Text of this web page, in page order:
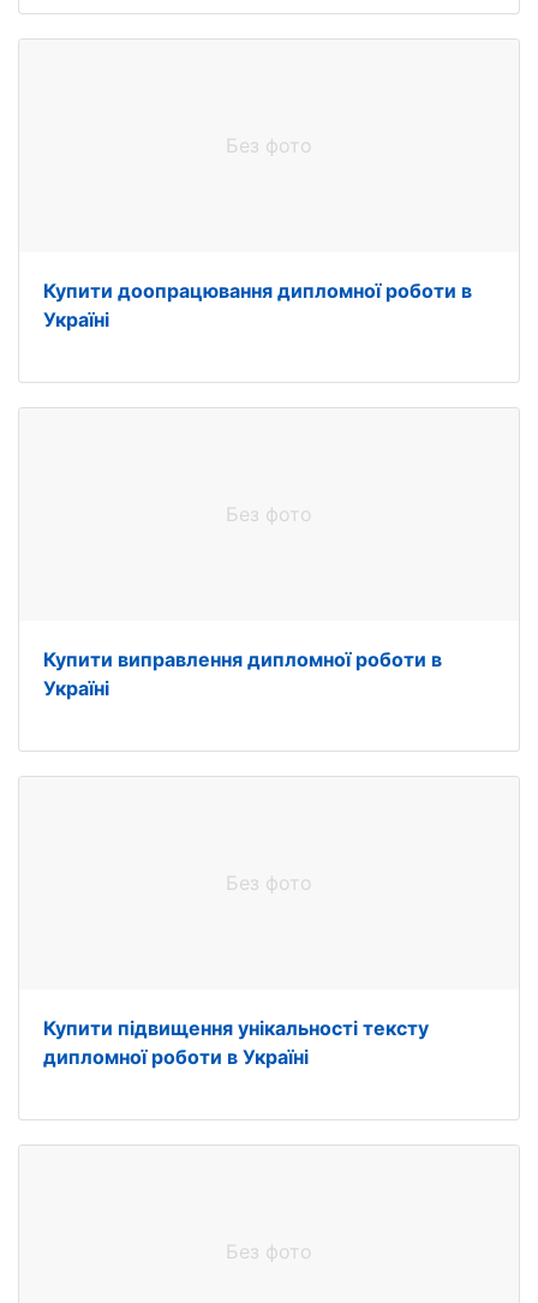
Без фото
Купити доопрацювання дипломної роботи в
Україні
Без фото
Купити виправлення дипломної роботи в
Україні
Без фото
Купити підвищення унікальності тексту
дипломної роботи в Україні
Без фото